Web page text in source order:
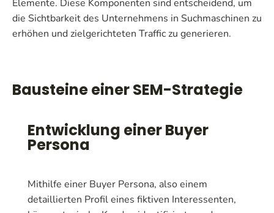
Elemente. Diese Komponenten sind entscheidend, um
die Sichtbarkeit des Unternehmens in Suchmaschinen zu
erhöhen und zielgerichteten Traffic zu generieren.
Bausteine einer SEM-Strategie
Entwicklung einer Buyer
Persona
Mithilfe einer Buyer Persona, also einem
detaillierten Profil eines fiktiven Interessenten,